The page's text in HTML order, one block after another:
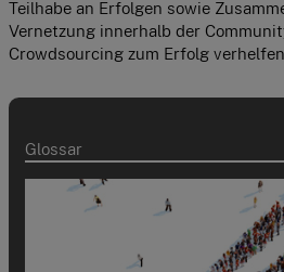
Teilhabe an Erfolgen sowie
Vernetzung innerhalb der
Crowdsourcing zum Erfolg
Glossar